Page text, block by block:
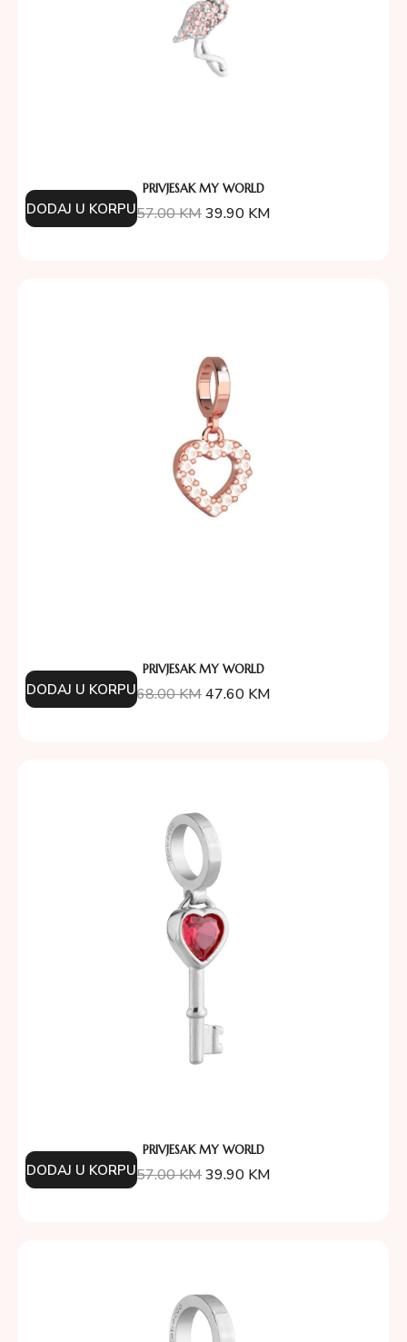
PRIVJESAK MY WORLD
57.00KM39.90 KM
DODAJ U KORPU
PRIVJESAK MY WORLD
68.00KM47.60 KM
DODAJ U KORPU
PRIVJESAK MY WORLD
57.00KM39.90 KM
DODAJ U KORPU